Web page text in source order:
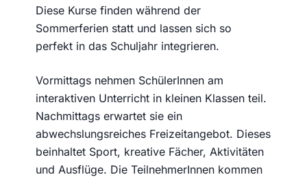
Diese Kurse finden während der
Sommerferien statt und lassen sich so
perfekt in das Schuljahr integrieren.
Vormittags nehmen SchülerInnen am
interaktiven Unterricht in kleinen Klassen teil.
Nachmittags erwartet sie ein
abwechslungsreiches Freizeitangebot. Dieses
beinhaltet Sport, kreative Fächer, Aktivitäten
und Ausflüge. Die TeilnehmerInnen kommen